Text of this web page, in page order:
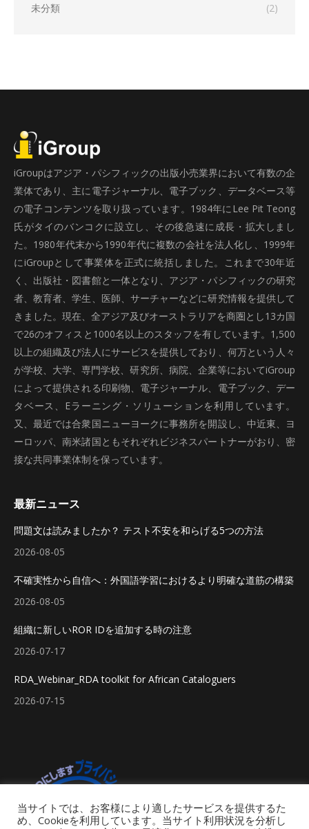
未分類
(2)
iGroupはアジア・パシフィックの出版小売業界において有数の企
業体であり、主に電子ジャーナル、電子ブック、データベース等
の電子コンテンツを取り扱っています。1984年にLee Pit Teong
氏がタイのバンコクに設立し、その後急速に成長・拡大しまし
た。1980年代末から1990年代に複数の会社を法人化し、1999年
にiGroupとして事業体を正式に統括しました。これまで30年近
く、出版社・図書館と一体となり、アジア・パシフィックの研究
者、教育者、学生、医師、サーチャーなどに研究情報を提供して
きました。現在、全アジア及びオーストラリアを商圏とし13カ国
で26のオフィスと1000名以上のスタッフを有しています。1,500
以上の組織及び法人にサービスを提供しており、何万という人々
が学校、大学、専門学校、研究所、病院、企業等においてiGroup
によって提供される印刷物、電子ジャーナル、電子ブック、デー
タベース、Eラーニング・ソリューションを利用しています。
又、最近では合衆国ニューヨークに事務所を開設し、中近東、ヨ
ーロッパ、南米諸国ともそれぞれビジネスパートナーがおり、密
接な共同事業体制を保っています。
最新ニュース
問題文は読みましたか？ テスト不安を和らげる5つの方法
2026-08-05
不確実性から自信へ：外国語学習におけるより明確な道筋の構築
2026-08-05
組織に新しいROR IDを追加する時の注意
2026-07-17
RDA_Webinar_RDA toolkit for African Cataloguers
2026-07-15
当サイトでは、お客様により適したサービスを提供するた
め、Cookieを利用しています。当サイト利用状況を分析し